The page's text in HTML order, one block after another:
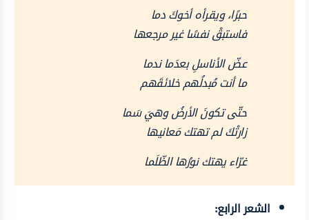
حبرًا، ويقرأه أخوكَ دما
فاستبقْ نفسًا غير مرجعها
عضّ الأناسلِ بعدَما ندما
ما أنت مُبدلُهم خلائقَهم
حتّى تكونَ الأرضُ وهيَ سَما
زارتْكَ لم تهتك مَعانيها
غرّاء يهتك نورُها الظّلَما
الشعر الرابع: